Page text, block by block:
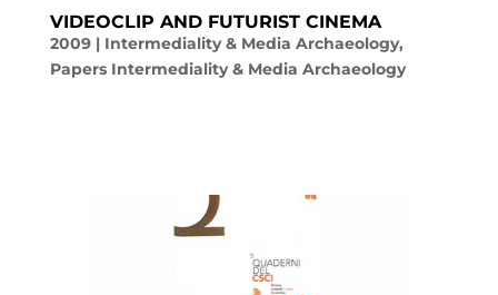
VIDEOCLIP AND FUTURIST CINEMA
2009| Intermediality & Media Archaeology,
Papers Intermediality & Media Archaeology